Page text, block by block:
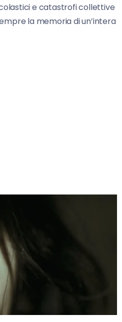
e catastrofi collettive
la memoria di un’intera